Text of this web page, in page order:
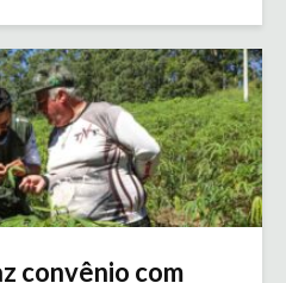
convênio com